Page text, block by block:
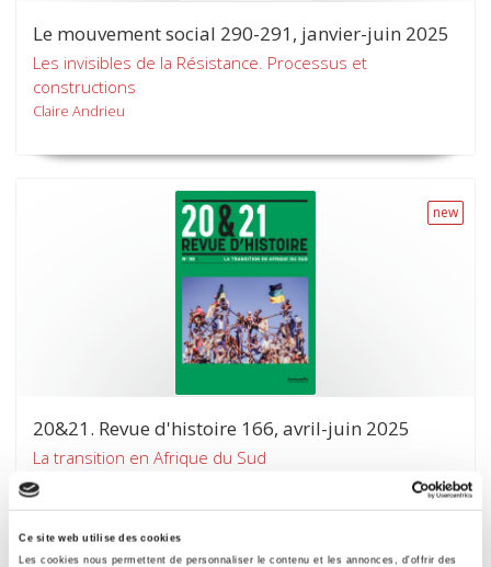
Ce site web utilise des cookies
Les cookies nous permettent de personnaliser le contenu et les annonces, d'offrir des
Le mouvement social 290-291, janvier-juin 2025
Les invisibles de la Résistance. Processus et
constructions
Claire Andrieu
new
20&21. Revue d'histoire 166, avril-juin 2025
La transition en Afrique du Sud
Mathieu Rey, Franziska Rueedi